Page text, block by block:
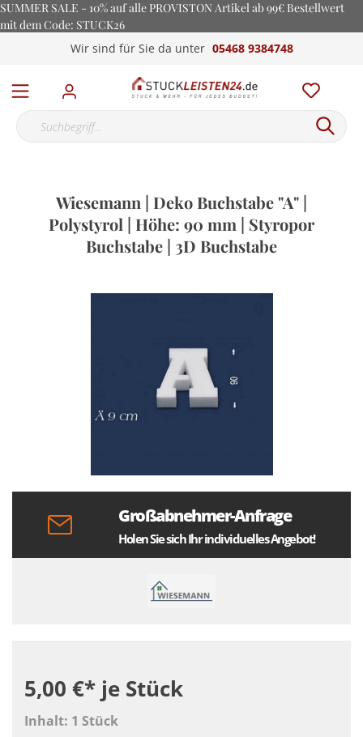
SUMMER SALE - 10% auf alle PROVISTON Artikel ab 99€ Bestellwert
mit dem Code: STUCK26
Wir sind für Sie da unter 05468 9384748
Wiesemann | Deko Buchstabe "A" |
Polystyrol | Höhe: 90 mm | Styropor
Buchstabe | 3D Buchstabe
Großabnehmer-Anfrage
Holen Sie sich Ihr individuelles Angebot!
5,00 €* je Stück
Inhalt: 1 Stück